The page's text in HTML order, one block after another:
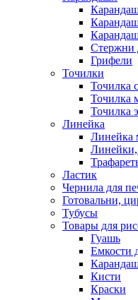
Стержни
Грифели
Точилки
Точилка
Точилка
Точилка
Линейка
Линейка
Линейки,
Ластик
Чернила для
Готовальни,
Тубусы
Товары для
Гуашь
Емкости
Кисти
Краски